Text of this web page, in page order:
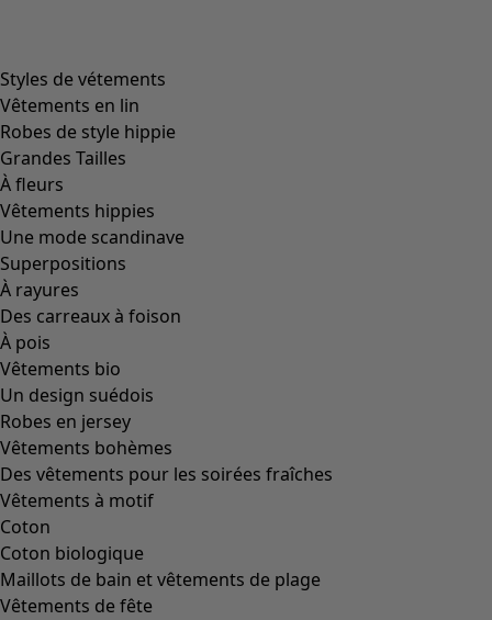
Styles de vétements
Vêtements en lin
Robes de style hippie
Grandes Tailles
À fleurs
Vêtements hippies
Une mode scandinave
Superpositions
À rayures
Des carreaux à foison
À pois
Vêtements bio
Un design suédois
Robes en jersey
Vêtements bohèmes
Des vêtements pour les soirées fraîches
Vêtements à motif
Coton
Coton biologique
Maillots de bain et vêtements de plage
Vêtements de fête